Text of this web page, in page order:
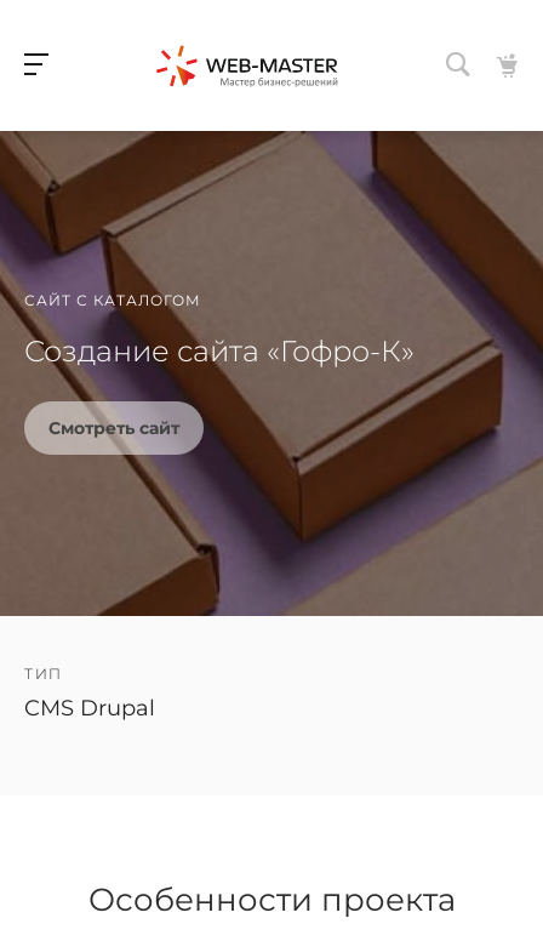
САЙТ С КАТАЛОГОМ
Создание сайта «Гофро-К»
Смотреть сайт
ТИП
CMS Drupal
Особенности проекта